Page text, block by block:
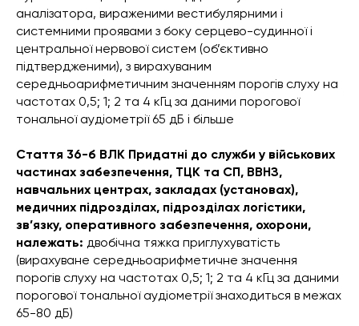
аналізатора, вираженими вестибулярними і
системними проявами з боку серцево-судинної і
центральної нервової систем (об’єктивно
підтвердженими), з вирахуваним
середньоарифметичним значенням порогів слуху на
частотах 0,5; 1; 2 та 4 кГц за даними порогової
тональної аудіометрії 65 дБ і більше
Стаття 36-б ВЛК Придатні до служби у військових
частинах забезпечення, ТЦК та СП, ВВНЗ,
навчальних центрах, закладах (установах),
медичних підрозділах, підрозділах логістики,
зв’язку, оперативного забезпечення, охорони,
належать: двобічна тяжка приглухуватість
(вирахуване середньоарифметичне значення
порогів слуху на частотах 0,5; 1; 2 та 4 кГц за даними
порогової тональної аудіометрії знаходиться в межах
65-80 дБ)